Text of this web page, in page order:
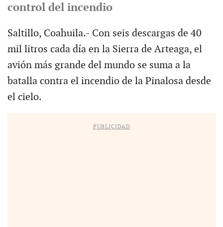
control del incendio
Saltillo, Coahuila.- Con seis descargas de 40
mil litros cada día en la Sierra de Arteaga, el
avión más grande del mundo se suma a la
batalla contra el incendio de la Pinalosa desde
el cielo.
PUBLICIDAD